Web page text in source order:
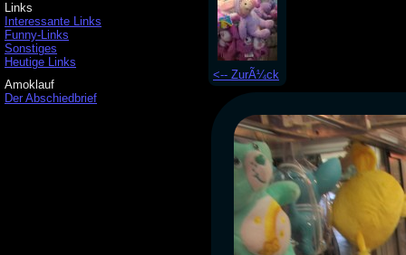
Links
Interessante Links
Funny-Links
Sonstiges
Heutige Links
Amoklauf
Der Abschiedbrief
<-- ZurÃ¼ck